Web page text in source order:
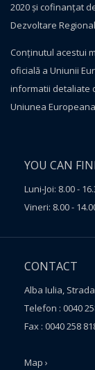
2020 și cofinanțat
Dezvoltare
Conţinutul acestui
oficială a Uniunii
informatii detaliate
Uniunea
YOU CAN
Luni-Joi: 8.00 -
Vineri: 8.00 -
CONTACT
Alba Iulia,
Telefon : 0040
Fax : 0040 258
Map ›